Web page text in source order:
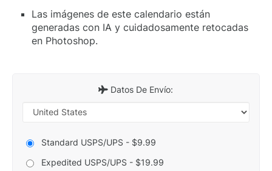
Las imágenes de este calendario están
generadas con IA y cuidadosamente retocadas
en Photoshop.
Datos De Envío:
Standard USPS/UPS - $9.99
Expedited USPS/UPS - $19.99